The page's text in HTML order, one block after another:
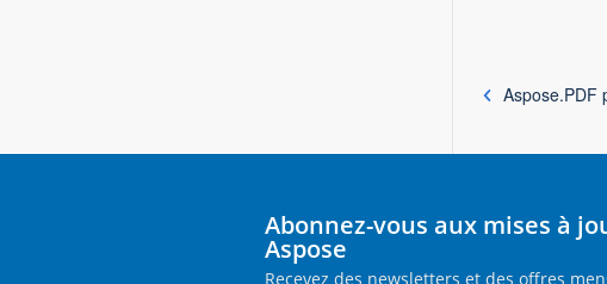
Aspose.PDF
Abonnez-vous aux mises à
Aspose
Recevez des newsletters et des offres